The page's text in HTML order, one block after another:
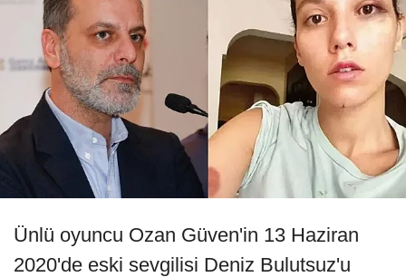
Ünlü oyuncu Ozan Güven'in 13 Haziran
2020'de eski sevgilisi Deniz Bulutsuz'u